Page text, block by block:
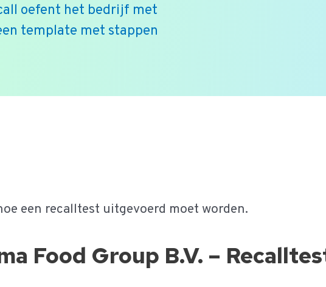
oefent het bedrijf met
template met stappen
een recalltest uitgevoerd moet worden.
Food Group B.V. –